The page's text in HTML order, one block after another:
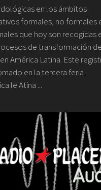
en los ámbitos
formales, no formales
que hoy son recogidas
de transformación de
América Latina. Este
en la tercera feria
le Atina ...